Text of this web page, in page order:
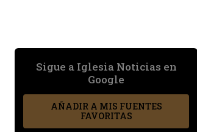
Sigue a Iglesia Noticias en
Google
AÑADIR A MIS FUENTES
FAVORITAS